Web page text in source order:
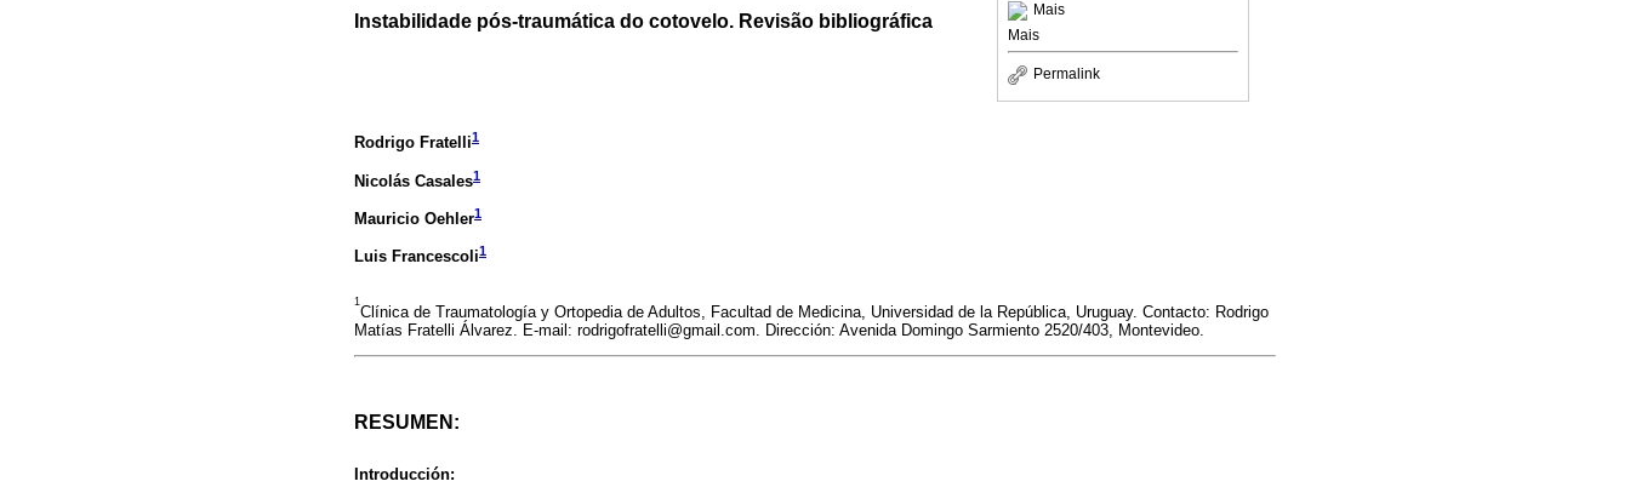
Mais
Mais
Permalink
Instabilidade pós-traumática do cotovelo. Revisão bibliográfica
Rodrigo Fratelli1
Nicolás Casales1
Mauricio Oehler1
Luis Francescoli1
1
Clínica de Traumatología y Ortopedia de Adultos, Facultad de Medicina, Universidad de la República, Uruguay. Contacto: Rodrigo
Matías Fratelli Álvarez. E-mail: rodrigofratelli@gmail.com. Dirección: Avenida Domingo Sarmiento 2520/403, Montevideo.
RESUMEN:
Introducción: